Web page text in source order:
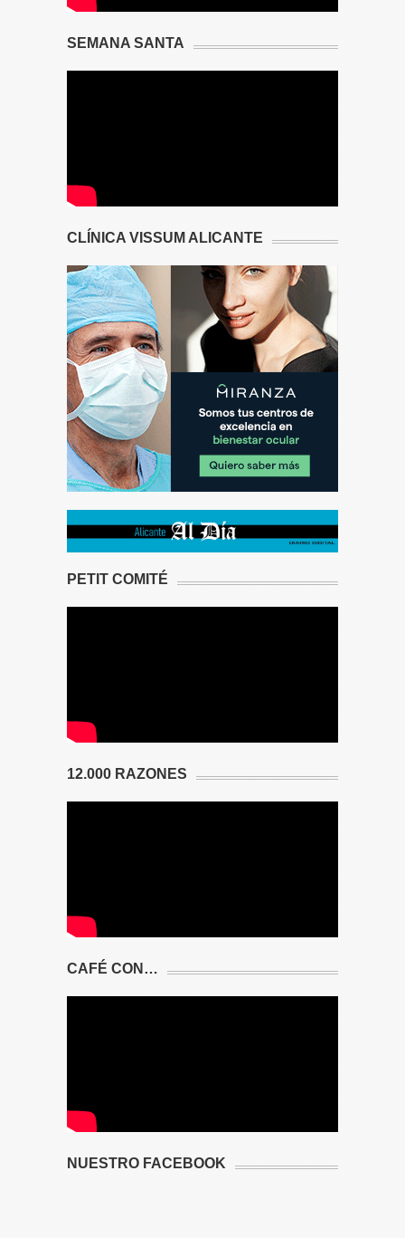
SEMANA SANTA
CLÍNICA VISSUM ALICANTE
PETIT COMITÉ
12.000 RAZONES
CAFÉ CON…
NUESTRO FACEBOOK